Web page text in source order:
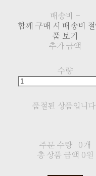
배송비 -
함께 구매 시 배송비
품 보기
추가 금액
수량
품절된 상품입니다.
주문 수량
0개
총 상품 금액 0원